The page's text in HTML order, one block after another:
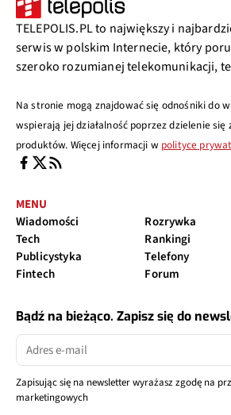
TELEPOLIS.PL to największy i
serwis w polskim Internecie, który
szeroko rozumianej telekomunikacji,
Na stronie mogą znajdować się odnośniki do
wspierają jej działalność poprzez dzielenie się
produktów. Więcej informacji w polityce
MENU
Wiadomości
Tech
Publicystyka
Fintech
Rozrywka
Rankingi
Telefony
Forum
Bądź na bieżąco. Zapisz się do
Zapisując się na newsletter wyrażasz zgodę na
marketingowych